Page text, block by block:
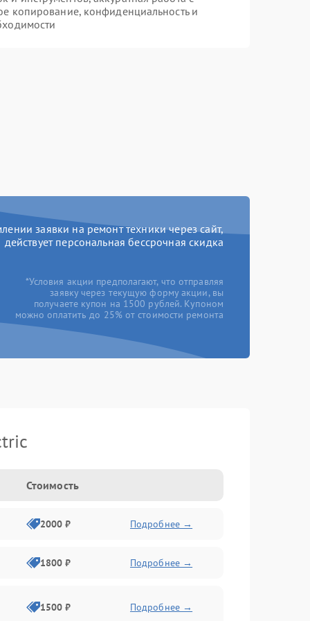
копирование, конфиденциальность и
заявки на ремонт техники через сайт,
действует персональная бессрочная скидка
*Условия акции предполагают, что отправляя
заявку через текущую форму акции, вы
получаете купон на 1500 рублей. Купоном
можно оплатить до 25% от стоимости ремонта
Стоимость
2000 ₽ Подробнее →
1800 ₽ Подробнее →
1500 ₽ Подробнее →